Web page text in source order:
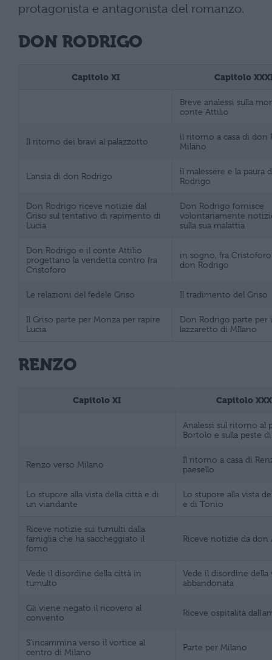
protagonista e antagonista del romanzo.
DON RODRIGO
Capitolo XI Capitolo
Breve analessi sulla
conte Attilio
Il ritorno dei bravi al palazzotto
il ritorno a casa di don
Milano
L’ansia di don Rodrigo
il malessere e la paura
Rodrigo
Don Rodrigo riceve notizie dal
Griso sul tentativo di rapimento di
Lucia
Don Rodrigo fornisce
volontariamente
sulla sua malattia
Don Rodrigo e il conte Attilio
progettano la vendetta contro fra
Cristoforo
in sogno, fra
don Rodrigo
Le relazioni del fedele Griso Il tradimento del Griso
Il Griso parte per Monza per rapire
Lucia
Don Rodrigo parte per
lazzaretto di MIlano
RENZO
Capitolo XI Capitolo
Analessi sul ritorno al
Bortolo e sulla peste
Renzo verso Milano
Il ritorno a casa di
paesello
Lo stupore alla vista della città e di
un viandante
Lo stupore alla vista
e di Tonio
Riceve notizie sui tumulti dalla
famiglia che ha saccheggiato il
forno
Riceve notizie da don
Vede il disordine della città in
tumulto
Vede il disordine della
abbandonata
Gli viene negato il ricovero al
convento
Riceve ospitalità
S’incammina verso il vortice al
centro di Milano
Parte per Milano